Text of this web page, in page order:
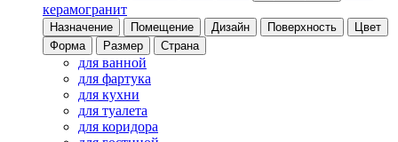
керамогранит
Назначение Помещение Дизайн Поверхность
Цвет
Форма
Размер Страна
для ванной
для фартука
для кухни
для туалета
для коридора